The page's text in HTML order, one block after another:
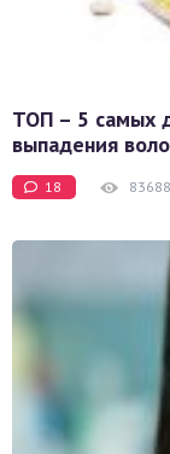
ТОП – 5 самых
выпадения
18 83688